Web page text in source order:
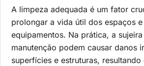
A limpeza adequada é um fator
prolongar a vida útil dos espaços
equipamentos. Na prática, a
manutenção podem causar danos
superfícies e estruturas, resultando